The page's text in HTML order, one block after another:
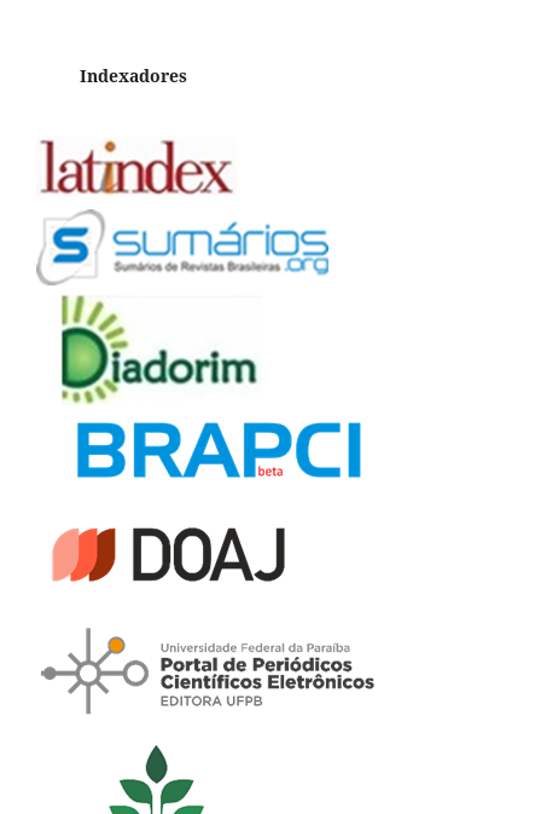
Indexadores